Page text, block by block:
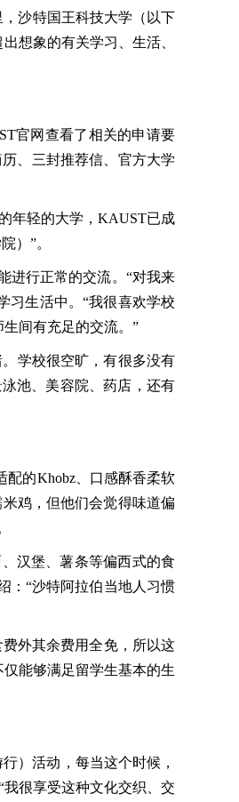
沙特国王科技大学（以下
想象的有关学习、生活、
官网查看了相关的申请要
、三封推荐信、官方大学
年轻的大学，KAUST已成
）”。
进行正常的交流。“对我来
习生活中。“我很喜欢学校
间有充足的交流。”
学校很空旷，有很多没有
池、美容院、药店，还有
的Khobz、口感酥香柔软
鸡，但他们会觉得味道偏
汉堡、薯条等偏西式的食
：“沙特阿拉伯当地人习惯
外其余费用全免，所以这
能够满足留学生基本的生
）活动，每当这个时候，
很享受这种文化交织、交